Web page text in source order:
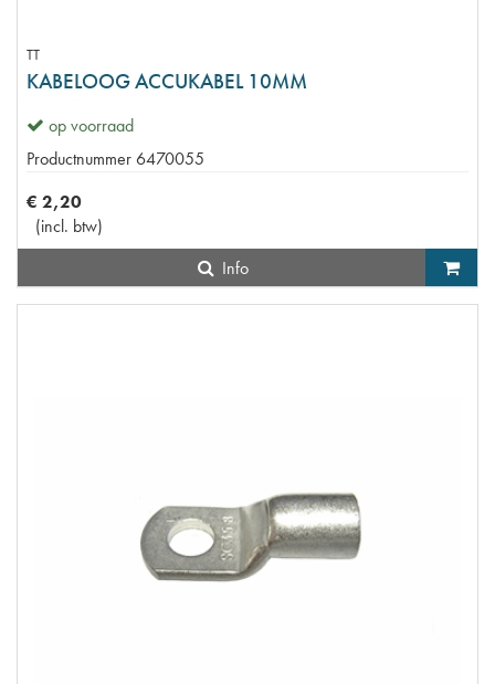
TT
KABELOOG ACCUKABEL 10MM
op voorraad
Productnummer 6470055
€ 2,20
(incl. btw)
Info